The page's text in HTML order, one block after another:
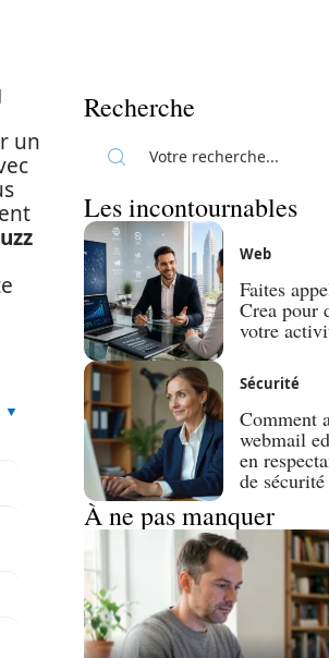
un
Recherche
Les incontournables
Web
Faites
Crea pour
votre
Sécurité
Comment
webmail
en
de sécurité
À ne pas manquer